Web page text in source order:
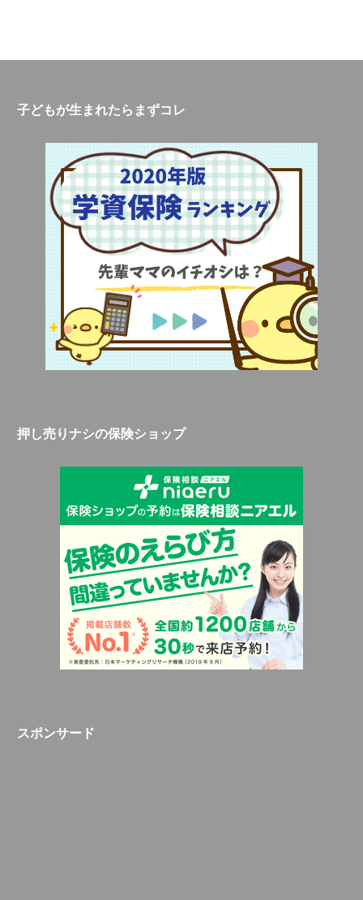
子どもが生まれたらまずコレ
押し売りナシの保険ショップ
スポンサード